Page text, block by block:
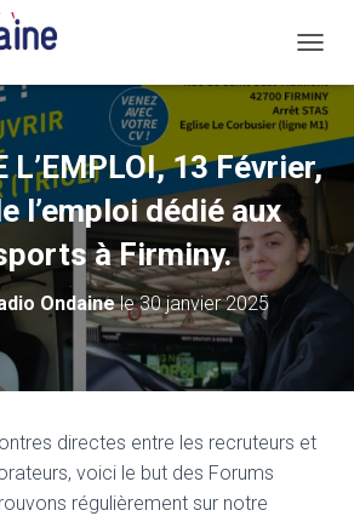
É
P
L
E
A
N
V
I
O
L’EMPLOI, 13 Février,
l’emploi dédié aux
à Firminy.
Ondainele30 janvier 2025
directes entre les recruteurs et
voici le but des Forums
régulièrement sur notre